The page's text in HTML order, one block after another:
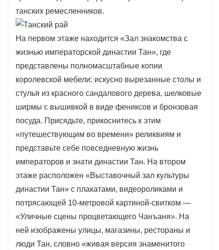
танских ремесленников.
На первом этаже находится «Зал знакомства с
жизнью императорской династии Тан», где
представлены полномасштабные копии
королевской мебели: искусно вырезанные столы и
стулья из красного сандалового дерева, шелковые
ширмы с вышивкой в ​​виде фениксов и бронзовая
посуда. Присядьте, прикоснитесь к этим
«путешествующим во времени» реликвиям и
представьте себе повседневную жизнь
императоров и знати династии Тан. На втором
этаже расположен «Выставочный зал культуры
династии Тан» с плакатами, видеороликами и
потрясающей 10-метровой картиной-свитком —
«Уличные сцены процветающего Чанъаня». На
ней изображены улицы, магазины, рестораны и
люди Тан, словно «живая версия знаменитого